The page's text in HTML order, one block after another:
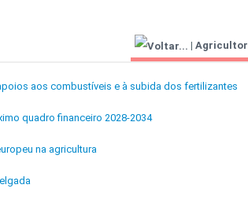
| Agricultor
aos combustíveis e à subida dos fertilizantes
quadro financeiro 2028-2034
na agricultura